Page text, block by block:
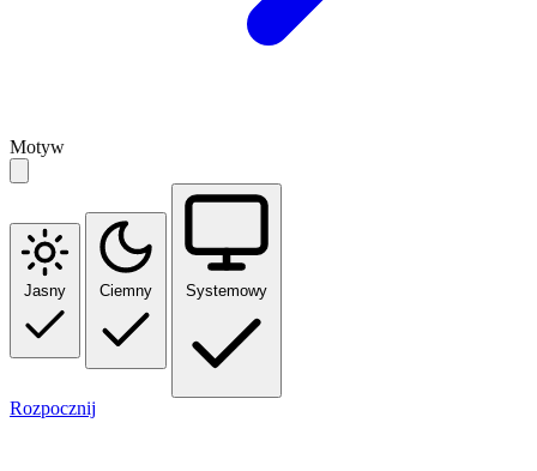
Motyw
Jasny Ciemny Systemowy
Rozpocznij